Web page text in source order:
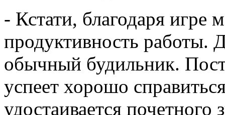
- Кстати, благодаря игре
продуктивность работы.
обычный будильник.
успеет хорошо
удостаивается